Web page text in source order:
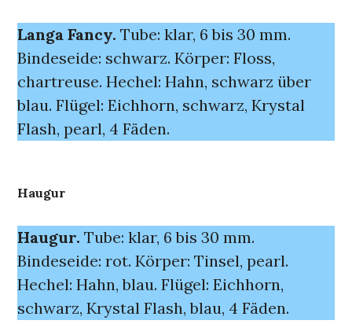
Langa Fancy. Tube: klar, 6 bis 30 mm.
Bindeseide: schwarz. Körper: Floss,
chartreuse. Hechel: Hahn, schwarz über
blau. Flügel: Eichhorn, schwarz, Krystal
Flash, pearl, 4 Fäden.
Haugur
Haugur. Tube: klar, 6 bis 30 mm.
Bindeseide: rot. Körper: Tinsel, pearl.
Hechel: Hahn, blau. Flügel: Eichhorn,
schwarz, Krystal Flash, blau, 4 Fäden.